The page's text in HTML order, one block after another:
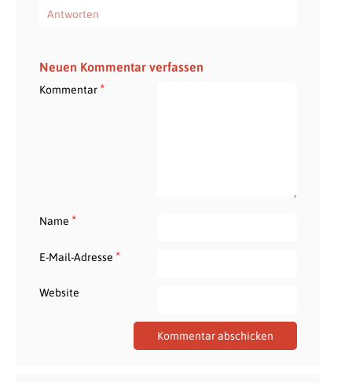
Antworten
Neuen Kommentar verfassen
Kommentar*
Name *
E-Mail-Adresse *
Website